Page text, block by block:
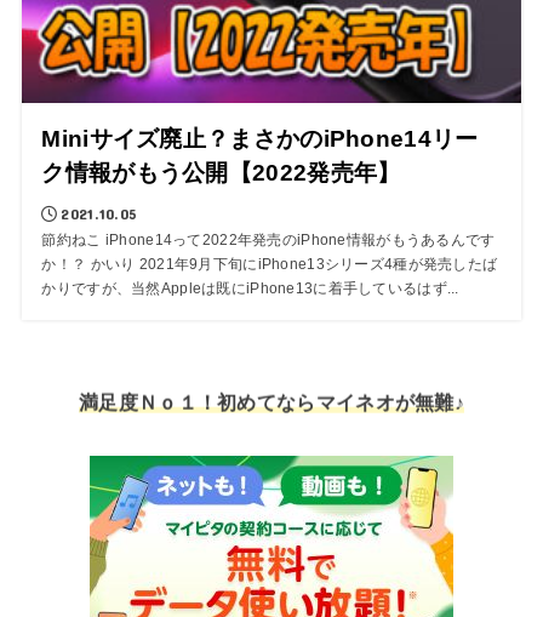
Miniサイズ廃止？まさかのiPhone14リー
ク情報がもう公開【2022発売年】
2021.10.05
節約ねこ iPhone14って2022年発売のiPhone情報がもうあるんです
か！？ かいり 2021年9月下旬にiPhone13シリーズ4種が発売したば
かりですが、当然Appleは既にiPhone13に着手しているはず...
満足度Ｎｏ１！初めてならマイネオが無難♪